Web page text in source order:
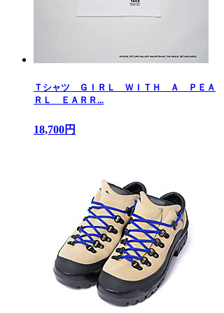
Ｔシャツ ＧＩＲＬ ＷＩＴＨ Ａ ＰＥＡ
ＲＬ ＥＡＲＲ...
18,700円